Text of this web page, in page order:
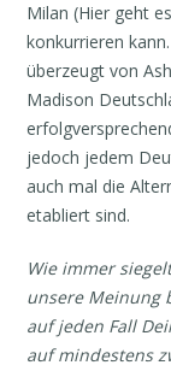
Milan (Hier geht
konkurrieren
überzeugt von
Madison
jedoch jedem
auch mal die
etabliert sind.
Wie immer
unsere Meinung
auf jeden Fall
auf mindestens